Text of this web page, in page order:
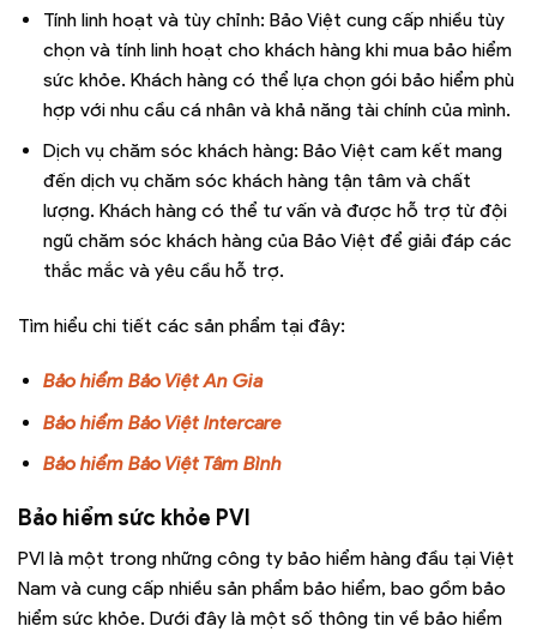
Tính linh hoạt và tùy chỉnh: Bảo Việt cung cấp nhiều tùy
chọn và tính linh hoạt cho khách hàng khi mua bảo hiểm
sức khỏe. Khách hàng có thể lựa chọn gói bảo hiểm phù
hợp với nhu cầu cá nhân và khả năng tài chính của mình.
Dịch vụ chăm sóc khách hàng: Bảo Việt cam kết mang
đến dịch vụ chăm sóc khách hàng tận tâm và chất
lượng. Khách hàng có thể tư vấn và được hỗ trợ từ đội
ngũ chăm sóc khách hàng của Bảo Việt để giải đáp các
thắc mắc và yêu cầu hỗ trợ.
Tìm hiểu chi tiết các sản phẩm tại đây:
Bảo hiểm Bảo Việt An Gia
Bảo hiểm Bảo Việt Intercare
Bảo hiểm Bảo Việt Tâm Bình
Bảo hiểm sức khỏe PVI
PVI là một trong những công ty bảo hiểm hàng đầu tại Việt
Nam và cung cấp nhiều sản phẩm bảo hiểm, bao gồm bảo
hiểm sức khỏe. Dưới đây là một số thông tin về bảo hiểm